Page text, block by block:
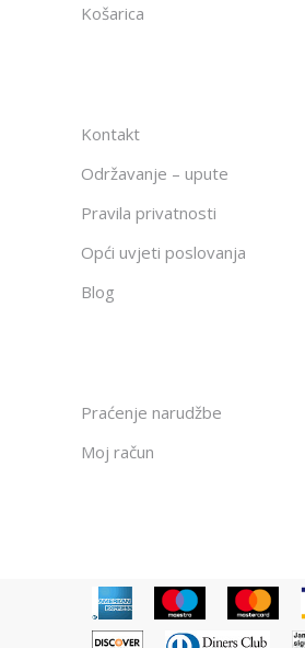
Košarica
Kontakt
Održavanje – upute
Pravila privatnosti
Opći uvjeti poslovanja
Blog
Praćenje narudžbe
Moj račun